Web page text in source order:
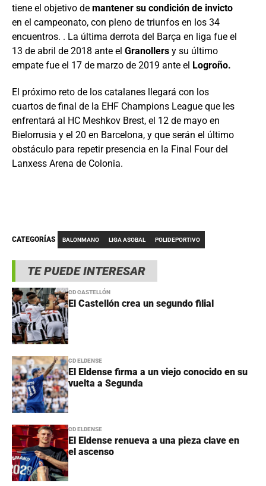
TE PUEDE INTERESAR
CD CASTELLÓN
El Castellón crea un segundo filial
CD ELDENSE
El Eldense firma a un viejo conocido en su
vuelta a Segunda
CD ELDENSE
El Eldense renueva a una pieza clave en
el ascenso
tiene el objetivo de mantener su condición de invicto
en el campeonato, con pleno de triunfos en los 34
encuentros. . La última derrota del Barça en liga fue el
13 de abril de 2018 ante el Granollers y su último
empate fue el 17 de marzo de 2019 ante el Logroño.
El próximo reto de los catalanes llegará con los
cuartos de final de la EHF Champions League que les
enfrentará al HC Meshkov Brest, el 12 de mayo en
Bielorrusia y el 20 en Barcelona, y que serán el último
obstáculo para repetir presencia en la Final Four del
Lanxess Arena de Colonia.
CATEGORÍAS BALONMANO LIGA ASOBAL POLIDEPORTIVO